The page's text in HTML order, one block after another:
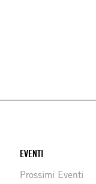
EVENTI
Prossimi Eventi